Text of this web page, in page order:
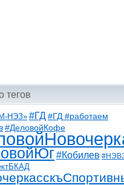
тегов
НЭЗ» #ГД #ГД #работаем
#ДеловойКофе
#Кобилев